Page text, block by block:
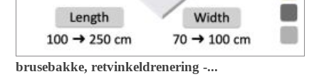
brusebakke, retvinkeldrenering -...